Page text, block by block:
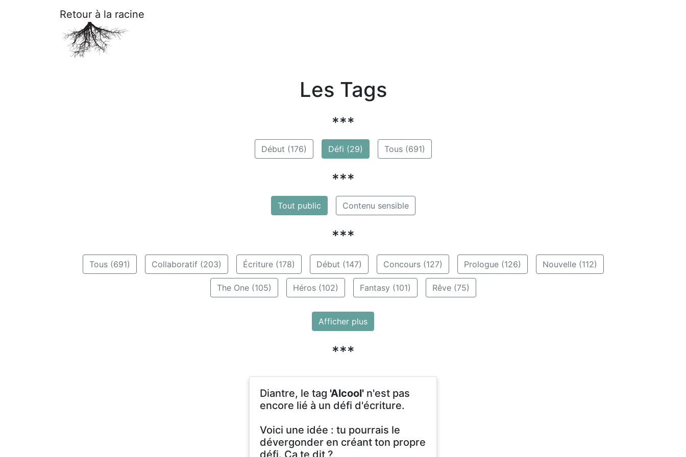
Retour à la racine
Les Tags
***
Début (176) Défi (29) Tous (691)
***
Tout public Contenu sensible
***
Tous (691) Collaboratif (203) Écriture (178) Début (147) Concours (127) Prologue (126) Nouvelle (112)
The One (105) Héros (102) Fantasy (101) Rêve (75)
Afficher plus
***
Diantre, le tag 'Alcool' n'est pas
encore lié à un défi d'écriture.
Voici une idée : tu pourrais le
dévergonder en créant ton propre
défi. Ça te dit ?